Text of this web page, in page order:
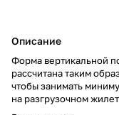
Описание
Форма вертикальной
рассчитана таким
чтобы занимать
на разгрузочном
другом оборудовании,